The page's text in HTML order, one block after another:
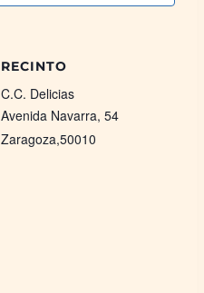
RECINTO
C.C. Delicias
Avenida Navarra, 54
Zaragoza,50010